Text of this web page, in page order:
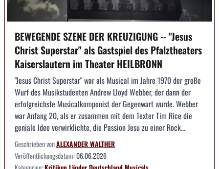
BEWEGENDE SZENE DER KREUZIGUNG -- "Jesus
Christ Superstar" als Gastspiel des Pfalztheaters
Kaiserslautern im Theater HEILBRONN
"Jesus Christ Superstar" war als Musical im Jahre 1970 der große
Wurf des Musikstudenten Andrew Lloyd Webber, der dann der
erfolgreichste Musicalkomponist der Gegenwart wurde. Webber
war Anfang 20, als er zusammen mit dem Texter Tim Rice die
geniale Idee verwirklichte, die Passion Jesu zu einer Rock...
Geschrieben vonALEXANDER WALTHER
Veröffentlichungsdatum:06.06.2026